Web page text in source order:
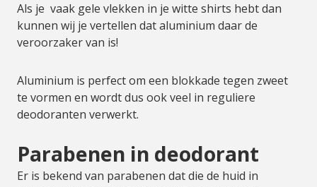
Als je vaak gele vlekken in je witte shirts hebt dan
kunnen wij je vertellen dat aluminium daar de
veroorzaker van is!
Aluminium is perfect om een blokkade tegen zweet
te vormen en wordt dus ook veel in reguliere
deodoranten verwerkt.
Parabenen in deodorant
Er is bekend van parabenen dat die de huid in